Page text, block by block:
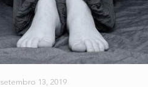
setembro 13, 2019